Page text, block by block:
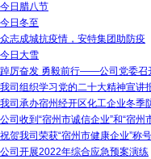
今日腊八节
今日冬至
众志成城抗疫情，安特集团助防疫
今日大雪
踔厉奋发 勇毅前行——公司党委召
我司组织学习党的二十大精神宣讲
我司承办宿州经开区化工企业冬季
公司收到“宿州市诚信企业”和“宿
祝贺我司荣获“宿州市健康企业”称号
公司开展2022年综合应急预案演练